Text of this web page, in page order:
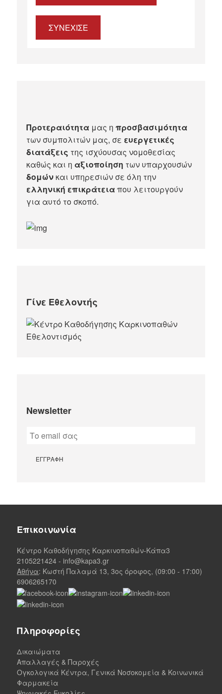
ΣΥΝΕΧΙΣΕ
Προτεραιότητα μας ηπροσβασιμότητα
των συμπολιτών μας, σε ευεργετικές
διατάξεις της ισχύουσας νομοθεσίας
καθώς και η αξιοποίηση των υπαρχουσών
δομών και υπηρεσιών σε όλη την
ελληνική επικράτειαπου λειτουργούν
για αυτό το σκοπό.​
Γίνε Εθελοντής
Newsletter
Επικοινωνία
Κέντρο Καθοδήγησης Καρκινοπαθών-Κάπα3
2105221424 - info@kapa3.gr
Αθήνα: Κωστή Παλαμά 13, 3ος όροφος, (09:00 - 17:00)
6906265170
Πληροφορίες
Δικαιώματα
Απαλλαγές & Παροχές
Ογκολογικά Κέντρα, Γενικά Νοσοκομεία & Κοινωνικά
Φαρμακεία